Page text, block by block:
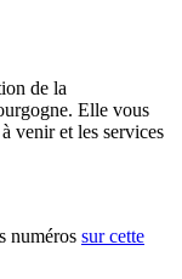
de la
Elle vous
venir et les services
numéros sur cette